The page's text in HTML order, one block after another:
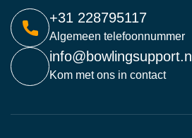
+31 228795117
Algemeen telefoonnummer
info@bowlingsupport.nl
Kom met ons in contact